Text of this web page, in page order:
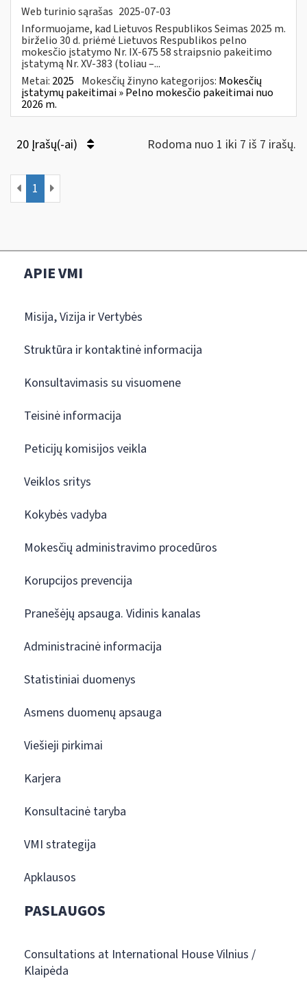
Web turinio sąrašas 2025-07-03
Informuojame, kad Lietuvos Respublikos Seimas 2025 m.
birželio 30 d. priėmė Lietuvos Respublikos pelno
mokesčio įstatymo Nr. IX-675 58 straipsnio pakeitimo
įstatymą Nr. XV-383 (toliau –...
Metai: 2025 Mokesčių žinyno kategorijos: Mokesčių
įstatymų pakeitimai » Pelno mokesčio pakeitimai nuo
2026 m.
20 Įrašų(-ai) Rodoma nuo 1 iki 7 iš 7 irašų.
1
APIE VMI
Misija, Vizija ir Vertybės
Struktūra ir kontaktinė informacija
Konsultavimasis su visuomene
Teisinė informacija
Peticijų komisijos veikla
Veiklos sritys
Kokybės vadyba
Mokesčių administravimo procedūros
Korupcijos prevencija
Pranešėjų apsauga. Vidinis kanalas
Administracinė informacija
Statistiniai duomenys
Asmens duomenų apsauga
Viešieji pirkimai
Karjera
Konsultacinė taryba
VMI strategija
Apklausos
PASLAUGOS
Consultations at International House Vilnius /
Klaipėda